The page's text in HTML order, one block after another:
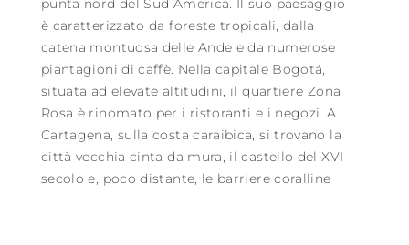
punta nord del Sud America. Il suo paesaggio
è caratterizzato da foreste tropicali, dalla
catena montuosa delle Ande e da numerose
piantagioni di caffè. Nella capitale Bogotá,
situata ad elevate altitudini, il quartiere Zona
Rosa è rinomato per i ristoranti e i negozi. A
Cartagena, sulla costa caraibica, si trovano la
città vecchia cinta da mura, il castello del XVI
secolo e, poco distante, le barriere coralline